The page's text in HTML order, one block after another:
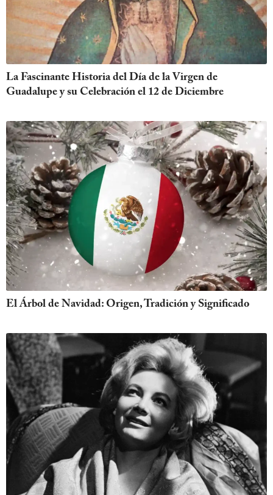
La Fascinante Historia del Día de la Virgen de
Guadalupe y su Celebración el 12 de Diciembre
El Árbol de Navidad: Origen, Tradición y Significado